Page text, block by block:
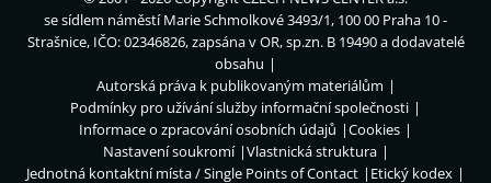
se sídlem náměstí Marie Schmolkové 3493/1, 100 00 Praha 10 -
Strašnice, IČO: 02346826, zapsána v OR, sp.zn. B 19490 a dodavatelé
obsahu
Autorská práva k publikovaným materiálům
Podmínky pro užívání služby informační společnosti
Informace o zpracování osobních údajů
Cookies
Nastavení soukromí
Vlastnická struktura
Jednotná kontaktní místa / Single Points of Contact
Etický kodex